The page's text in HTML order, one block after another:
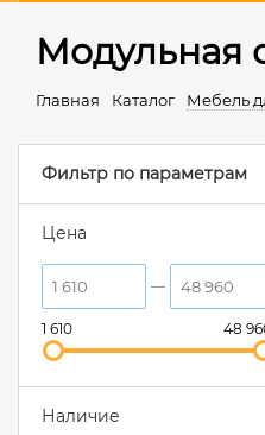
Модульная
Главная Каталог Мебель
Фильтр по параметрам
Цена
1 610 48
Наличие